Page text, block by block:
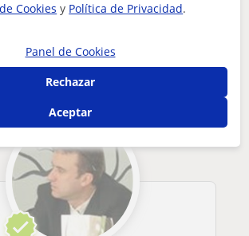
de Matemáticas en
Cookies y Política de Privacidad.
Panel de Cookies
Rechazar
Aceptar